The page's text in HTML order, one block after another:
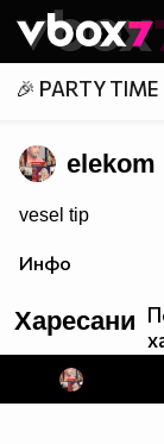
👾
🎉 PARTY TIME
elekom
vesel tip
Инфо
Харесани